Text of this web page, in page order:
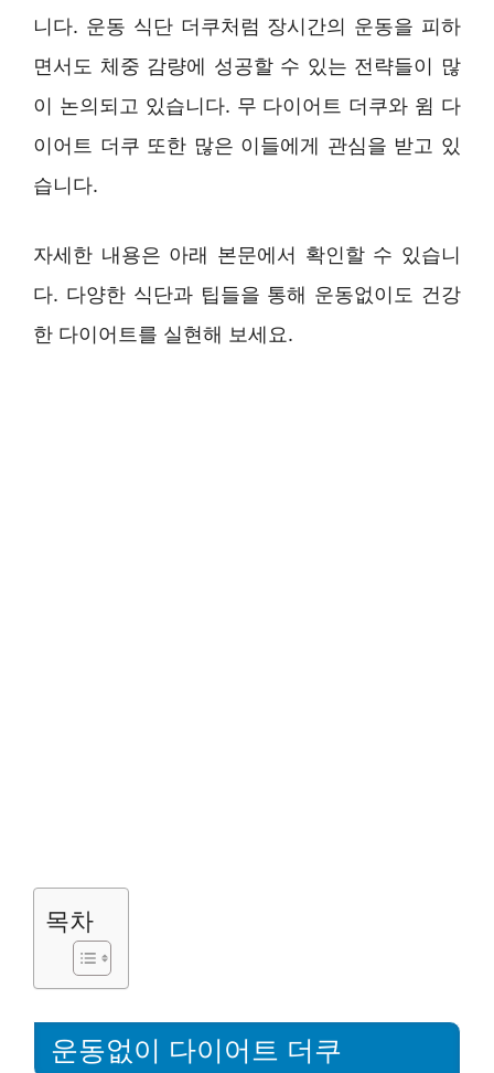
니다. 운동 식단 더쿠처럼 장시간의 운동을 피하
면서도 체중 감량에 성공할 수 있는 전략들이 많
이 논의되고 있습니다. 무 다이어트 더쿠와 윔 다
이어트 더쿠 또한 많은 이들에게 관심을 받고 있
습니다.
자세한 내용은 아래 본문에서 확인할 수 있습니
다. 다양한 식단과 팁들을 통해 운동없이도 건강
한 다이어트를 실현해 보세요.
목차
운동없이 다이어트 더쿠